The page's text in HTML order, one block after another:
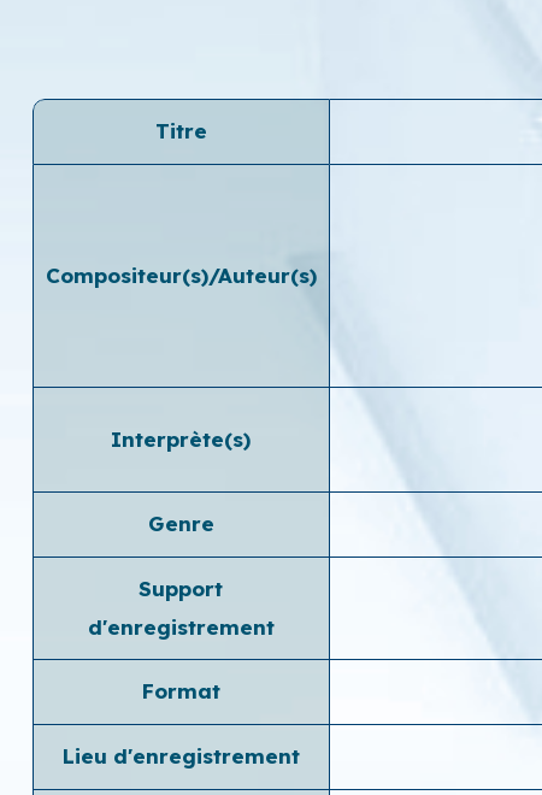
Titre
Compositeur(s)/Auteur(s)
Interprète(s)
Genre
Support
d'enregistrement
Format
Lieu d'enregistrement